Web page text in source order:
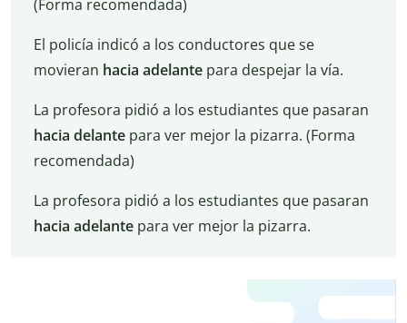
(Forma recomendada)
El policía indicó a los conductores que se
movieran hacia adelantepara despejar la vía.
La profesora pidió a los estudiantes que pasaran
hacia delantepara ver mejor la pizarra. (Forma
recomendada)
La profesora pidió a los estudiantes que pasaran
hacia adelantepara ver mejor la pizarra.